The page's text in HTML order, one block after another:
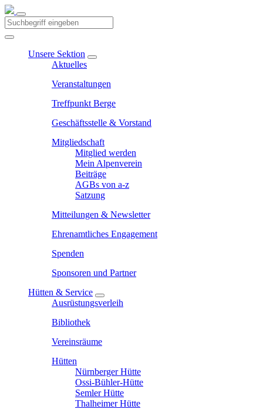
Unsere Sektion
Aktuelles
Veranstaltungen
Treffpunkt Berge
Geschäftsstelle & Vorstand
Mitgliedschaft
Mitglied werden
Mein Alpenverein
Beiträge
AGBs von a-z
Satzung
Mitteilungen & Newsletter
Ehrenamtliches Engagement
Spenden
Sponsoren und Partner
Hütten & Service
Ausrüstungsverleih
Bibliothek
Vereinsräume
Hütten
Nürnberger Hütte
Ossi-Bühler-Hütte
Semler Hütte
Thalheimer Hütte